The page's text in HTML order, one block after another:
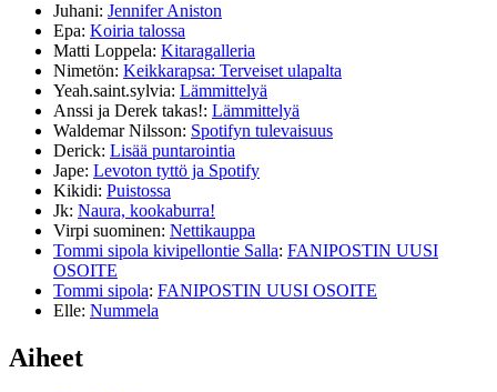
Juhani: Jennifer Aniston
Epa: Koiria talossa
Matti Loppela: Kitaragalleria
Nimetön: Keikkarapsa: Terveiset ulapalta
Yeah.saint.sylvia: Lämmittelyä
Anssi ja Derek takas!: Lämmittelyä
Waldemar Nilsson: Spotifyn tulevaisuus
Derick: Lisää puntarointia
Jape: Levoton tyttö ja Spotify
Kikidi: Puistossa
Jk: Naura, kookaburra!
Virpi suominen: Nettikauppa
Tommi sipola kivipellontie Salla: FANIPOSTIN UUSI
OSOITE
Tommi sipola: FANIPOSTIN UUSI OSOITE
Elle: Nummela
Aiheet